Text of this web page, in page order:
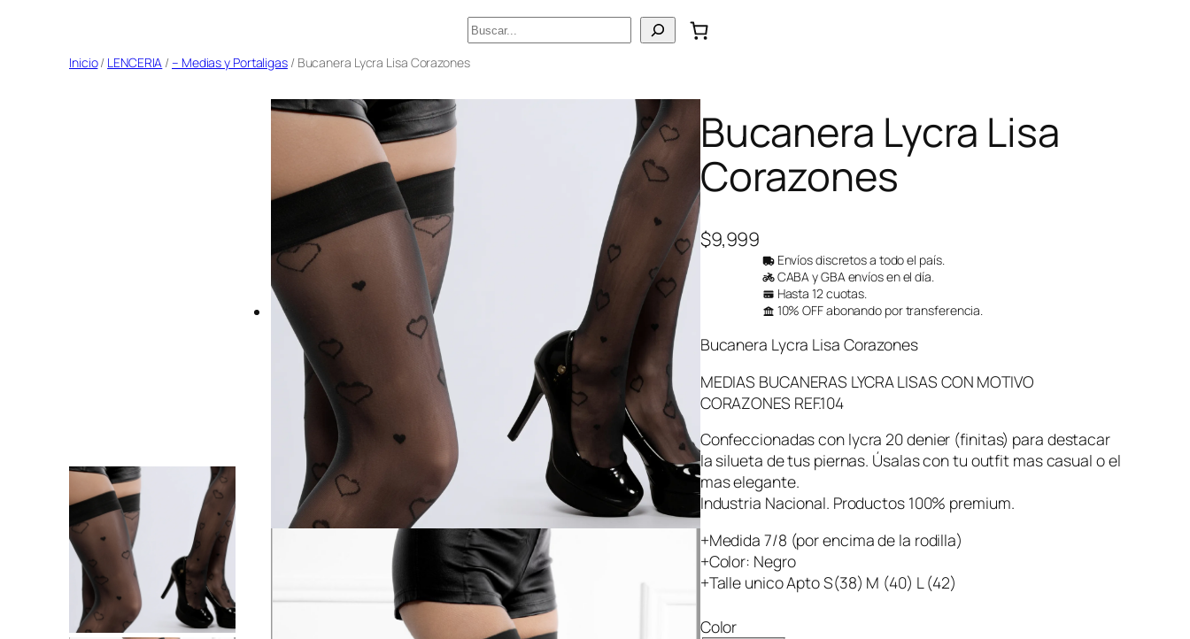
contenido
Buscar
Inicio/ LENCERIA /– Medias y Portaligas/ Bucanera Lycra Lisa Corazones
Bucanera Lycra Lisa
Corazones
$9,999
Envíos discretos a todo el país.
CABA y GBA envíos en el día.
Hasta 12 cuotas.
10% OFF abonando por transferencia.
Bucanera Lycra Lisa Corazones
MEDIAS BUCANERAS LYCRA LISAS CON MOTIVO
CORAZONES REF.104
Confeccionadas con lycra 20 denier (finitas) para destacar
la silueta de tus piernas. Úsalas con tu outfit mas casual o el
mas elegante.
Industria Nacional. Productos 100% premium.
+Medida 7/8 (por encima de la rodilla)
+Color: Negro
+Talle unico Apto S(38) M (40) L (42)
Color